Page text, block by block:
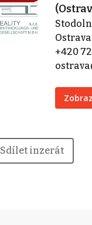
Ostrava
+420
Sdílet inzerát